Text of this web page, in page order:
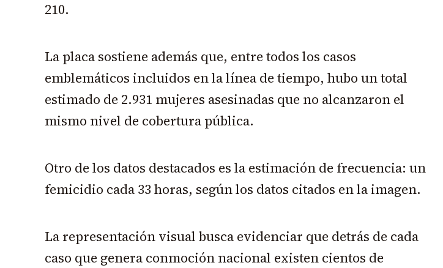
210.
La placa sostiene además que, entre todos los casos
emblemáticos incluidos en la línea de tiempo, hubo un total
estimado de 2.931 mujeres asesinadas que no alcanzaron el
mismo nivel de cobertura pública.
Otro de los datos destacados es la estimación de frecuencia: un
femicidio cada 33 horas, según los datos citados en la imagen.
La representación visual busca evidenciar que detrás de cada
caso que genera conmoción nacional existen cientos de